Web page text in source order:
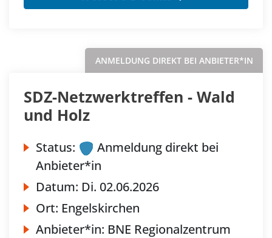
ANMELDUNG DIREKT BEI ANBIETER*IN
SDZ-Netzwerktreffen - Wald
und Holz
Status:
Anmeldung direkt bei
Anbieter*in
Datum: Di. 02.06.2026
Ort: Engelskirchen
Anbieter*in: BNE Regionalzentrum